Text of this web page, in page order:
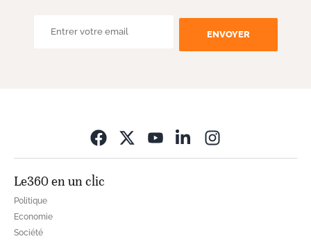
ENVOYER
Le360 en un clic
Politique
Economie
Société